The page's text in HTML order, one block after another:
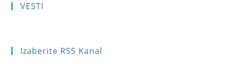
VESTI
Izaberite RSS Kanal